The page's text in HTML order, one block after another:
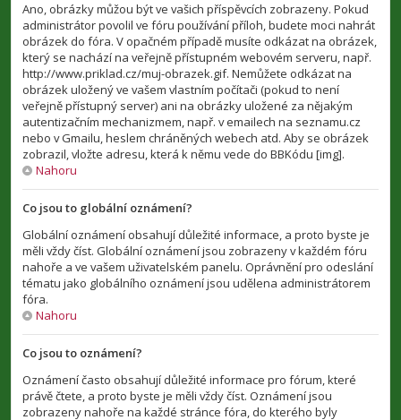
Ano, obrázky můžou být ve vašich příspěvcích zobrazeny. Pokud
administrátor povolil ve fóru používání příloh, budete moci nahrát
obrázek do fóra. V opačném případě musíte odkázat na obrázek,
který se nachází na veřejně přístupném webovém serveru, např.
http://www.priklad.cz/muj-obrazek.gif. Nemůžete odkázat na
obrázek uložený ve vašem vlastním počítači (pokud to není
veřejně přístupný server) ani na obrázky uložené za nějakým
autentizačním mechanizmem, např. v emailech na seznamu.cz
nebo v Gmailu, heslem chráněných webech atd. Aby se obrázek
zobrazil, vložte adresu, která k němu vede do BBKódu [img].
Nahoru
Co jsou to globální oznámení?
Globální oznámení obsahují důležité informace, a proto byste je
měli vždy číst. Globální oznámení jsou zobrazeny v každém fóru
nahoře a ve vašem uživatelském panelu. Oprávnění pro odeslání
tématu jako globálního oznámení jsou udělena administrátorem
fóra.
Nahoru
Co jsou to oznámení?
Oznámení často obsahují důležité informace pro fórum, které
právě čtete, a proto byste je měli vždy číst. Oznámení jsou
zobrazeny nahoře na každé stránce fóra, do kterého byly